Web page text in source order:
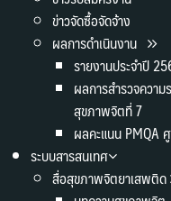
ข่าวจัดซื้อจัดจ้าง
ผลการดำเนินงาน
รายงานประจำปี
ผลการสำรวจคว
สุขภาพจิตที่ 7
ผลคะแนน PMQA
ระบบสารสนเทศ
สื่อสุขภาพจิตยาเสพติด